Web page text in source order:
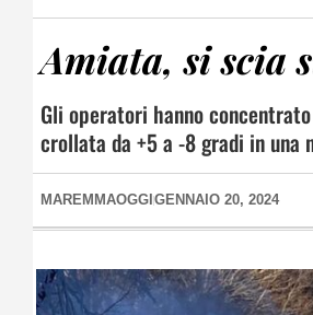
Amiata, si scia
Gli operatori hanno
crollata da +5 a -8 gradi in una
MAREMMAOGGI GENNAIO 20, 2024